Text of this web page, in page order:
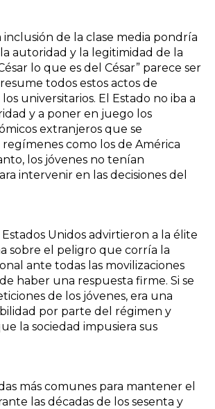
inclusión de la clase media pondría
autoridad y la legitimidad de la
lo que es del César” parece ser
todos estos actos de
universitarios. El Estado no iba a
y a poner en juego los
extranjeros que se
como los de América
los jóvenes no tenían
intervenir en las decisiones del
Estados Unidos advirtieron a la élite
sobre el peligro que corría la
ante todas las movilizaciones
haber una respuesta firme. Si se
de los jóvenes, era una
por parte del régimen y
la sociedad impusiera sus
más comunes para mantener el
las décadas de los sesenta y